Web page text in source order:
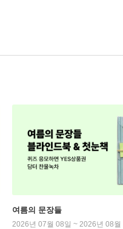
여름의 문장들
2026년 07월 08일 ~ 2026년 08월